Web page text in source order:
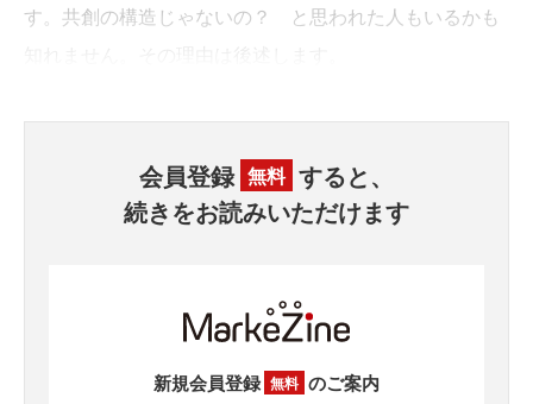
す。共創の構造じゃないの？ と思われた人もいるかも
会員登録 無料 すると、
続きをお読みいただけます
新規会員登録 無料 のご案内